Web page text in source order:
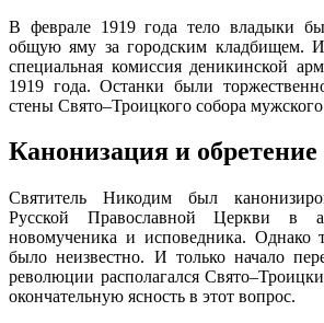
В феврале 1919 года тело владыки
общую яму за городским кладбищем.
специальная комиссия деникинской
1919 года. Останки были
стены Свято–Троицкого собора
Канонизация и
Святитель Никодим был
Русской Православной Церкви в
новомученика и исповедника. Однако
было неизвестно. И только начало
революции располагался
окончательную ясность в этот вопрос.